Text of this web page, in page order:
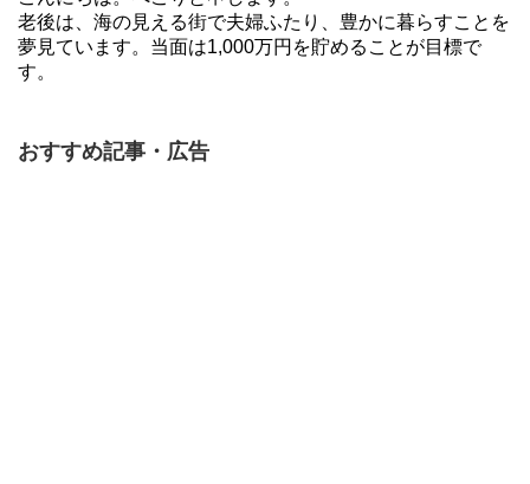
老後は、海の見える街で夫婦ふたり、豊かに暮らすことを
夢見ています。当面は1,000万円を貯めることが目標で
す。
おすすめ記事・広告